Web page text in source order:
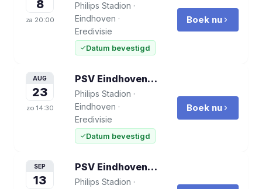
8
za 20:00
Philips Stadion ·
Eindhoven ·
Eredivisie
Datum bevestigd
Boek nu
AUG
23
zo 14:30
PSV Eindhoven vs Groningen
Philips Stadion ·
Eindhoven ·
Eredivisie
Datum bevestigd
Boek nu
SEP
13
PSV Eindhoven vs Sparta Rotterdam
Philips Stadion ·